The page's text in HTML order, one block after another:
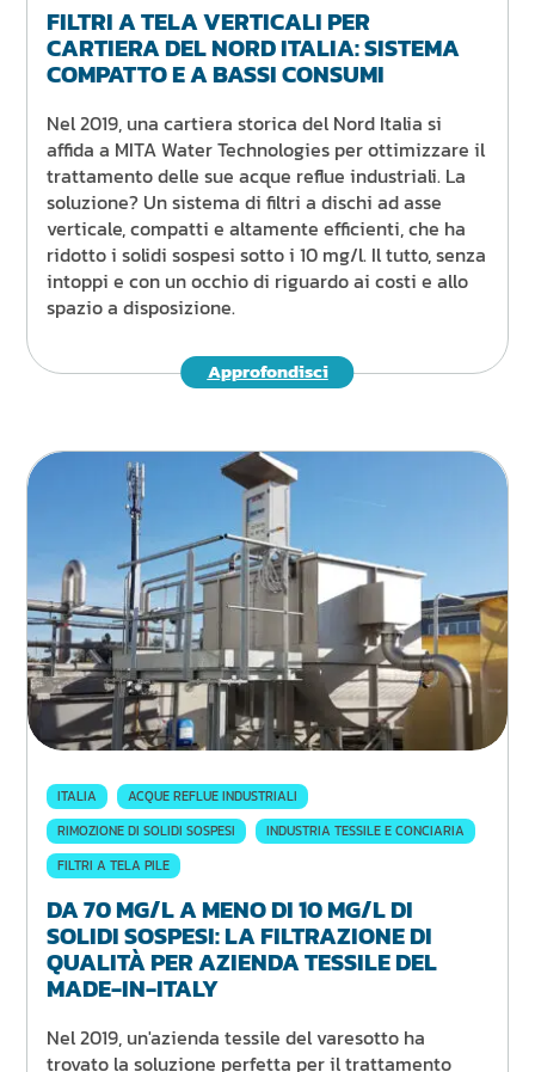
FILTRI A TELA VERTICALI PER
CARTIERA DEL NORD ITALIA: SISTEMA
COMPATTO E A BASSI CONSUMI
Nel 2019, una cartiera storica del Nord Italia si
affida a MITA Water Technologies per ottimizzare il
trattamento delle sue acque reflue industriali. La
soluzione? Un sistema di filtri a dischi ad asse
verticale, compatti e altamente efficienti, che ha
ridotto i solidi sospesi sotto i 10 mg/l. Il tutto, senza
intoppi e con un occhio di riguardo ai costi e allo
spazio a disposizione.
Approfondisci
ITALIA
ACQUE REFLUE INDUSTRIALI
RIMOZIONE DI SOLIDI SOSPESI
INDUSTRIA TESSILE E CONCIARIA
FILTRI A TELA PILE
DA 70 MG/L A MENO DI 10 MG/L DI
SOLIDI SOSPESI: LA FILTRAZIONE DI
QUALITÀ PER AZIENDA TESSILE DEL
MADE-IN-ITALY
Nel 2019, un'azienda tessile del varesotto ha
trovato la soluzione perfetta per il trattamento